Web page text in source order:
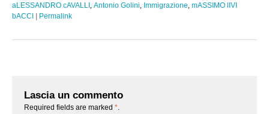
aLESSANDRO cAVALLI Antonio Golini Immigrazione mASSIMO lIVI
bACCI | Permalink
Lascia un commento
Required fields are marked *